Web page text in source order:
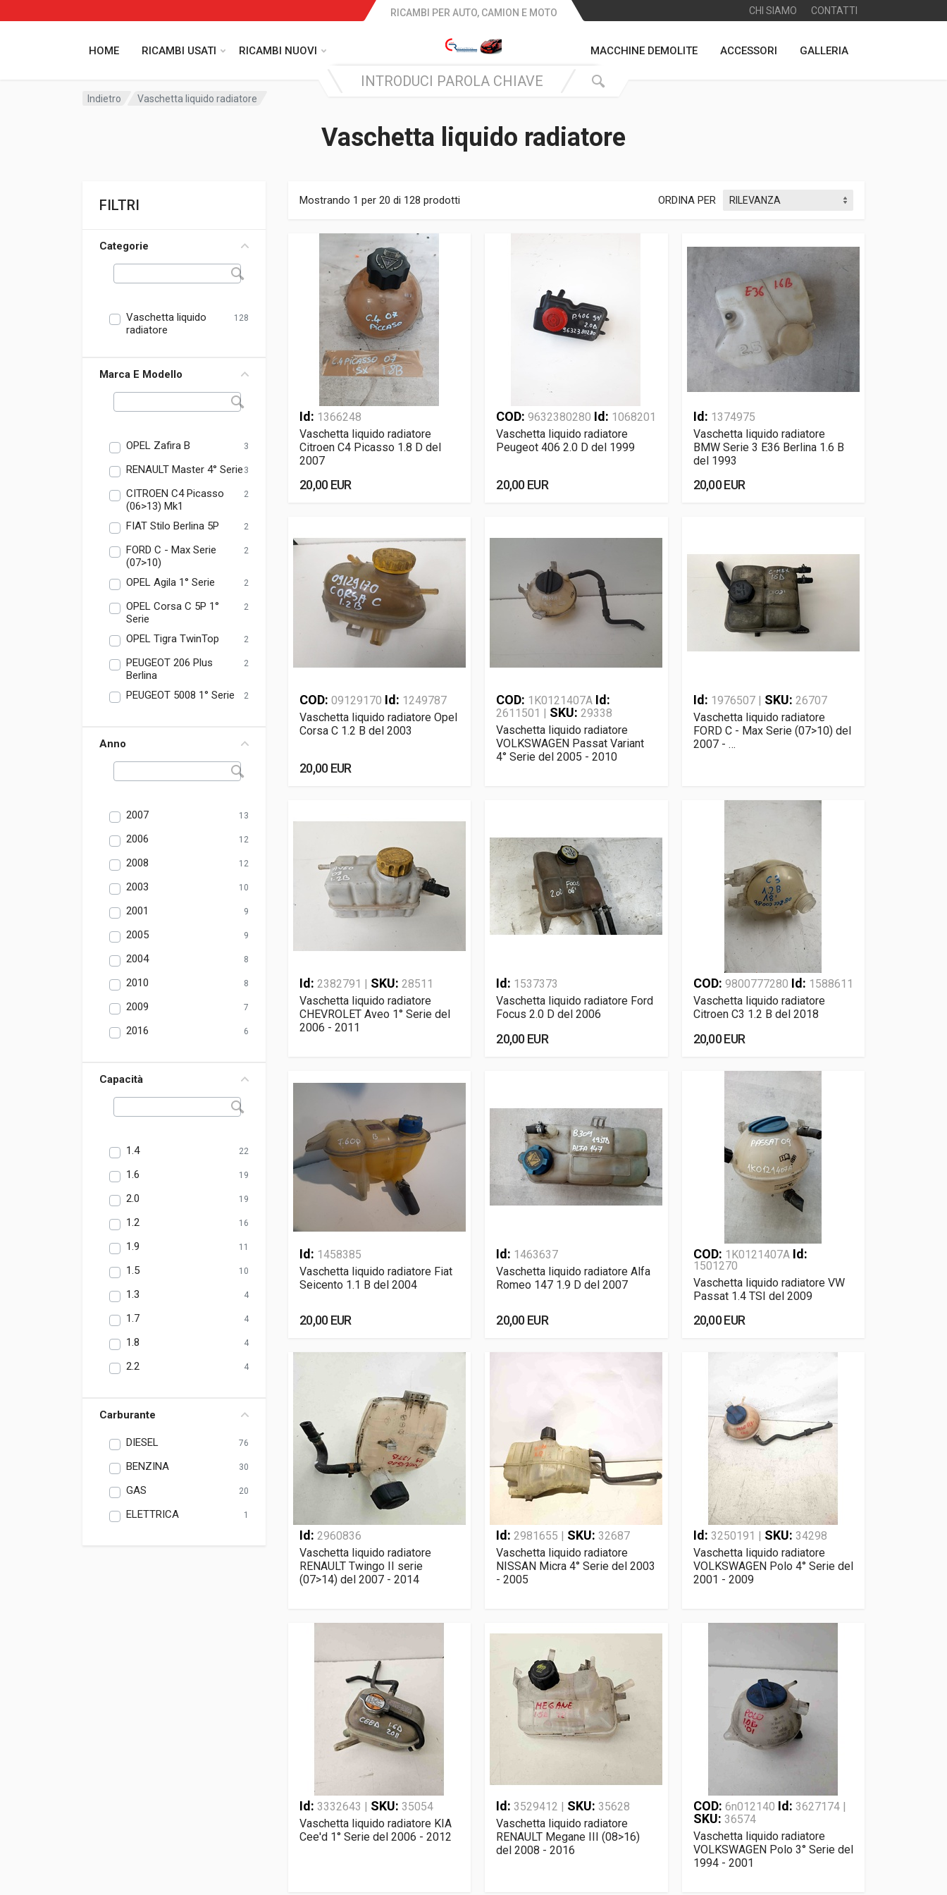
CHI SIAMO CONTATTI
HOME RICAMBI USATI RICAMBI NUOVI
RICAMBI PER AUTO, CAMION E MOTO
MACCHINE DEMOLITE ACCESSORI GALLERIA
Indietro Vaschetta liquido radiatore
Vaschetta liquido radiatore
FILTRI
Categorie
Vaschetta liquido
radiatore
128
Marca E Modello
OPEL Zafira B 3
RENAULT Master 4° Serie 3
CITROEN C4 Picasso
(06>13) Mk1
2
FIAT Stilo Berlina 5P 2
FORD C - Max Serie
(07>10)
2
OPEL Agila 1° Serie 2
OPEL Corsa C 5P 1°
Serie
2
OPEL Tigra TwinTop 2
PEUGEOT 206 Plus
Berlina
2
PEUGEOT 5008 1° Serie 2
Anno
2007 13
2006 12
2008 12
2003 10
2001 9
2005 9
2004 8
2010 8
2009 7
2016 6
Capacità
1.4 22
1.6 19
2.0 19
1.2 16
1.9 11
1.5 10
1.3 4
1.7 4
1.8 4
2.2 4
Carburante
DIESEL 76
BENZINA 30
GAS 20
ELETTRICA 1
Mostrando 1 per 20 di 128 prodotti ORDINA PER
Id: 1366248
Vaschetta liquido radiatore
Citroen C4 Picasso 1.8 D del
2007
20,00 EUR
COD:9632380280 Id: 1068201
Vaschetta liquido radiatore
Peugeot 406 2.0 D del 1999
20,00 EUR
Id: 1374975
Vaschetta liquido radiatore
BMW Serie 3 E36 Berlina 1.6 B
del 1993
20,00 EUR
COD: 09129170 Id: 1249787
Vaschetta liquido radiatore Opel
Corsa C 1.2 B del 2003
20,00 EUR
COD: 1K0121407A Id:
2611501 | SKU: 29338
Vaschetta liquido radiatore
VOLKSWAGEN Passat Variant
4° Serie del 2005 - 2010
Id: 1976507 | SKU: 26707
Vaschetta liquido radiatore
FORD C - Max Serie (07>10) del
2007 - …
Id: 2382791 | SKU: 28511
Vaschetta liquido radiatore
CHEVROLET Aveo 1° Serie del
2006 - 2011
Id: 1537373
Vaschetta liquido radiatore Ford
Focus 2.0 D del 2006
20,00 EUR
COD: 9800777280 Id: 1588611
Vaschetta liquido radiatore
Citroen C3 1.2 B del 2018
20,00 EUR
Id: 1458385
Vaschetta liquido radiatore Fiat
Seicento 1.1 B del 2004
20,00 EUR
Id: 1463637
Vaschetta liquido radiatore Alfa
Romeo 147 1.9 D del 2007
20,00 EUR
COD: 1K0121407A Id:
1501270
Vaschetta liquido radiatore VW
Passat 1.4 TSI del 2009
20,00 EUR
Id: 2960836
Vaschetta liquido radiatore
RENAULT Twingo II serie
(07>14) del 2007 - 2014
Id: 2981655 | SKU:32687
Vaschetta liquido radiatore
NISSAN Micra 4° Serie del 2003
- 2005
Id: 3250191 | SKU: 34298
Vaschetta liquido radiatore
VOLKSWAGEN Polo 4° Serie del
2001 - 2009
Id: 3332643 | SKU: 35054
Vaschetta liquido radiatore KIA
Cee'd 1° Serie del 2006 - 2012
Id:3529412 | SKU:35628
Vaschetta liquido radiatore
RENAULT Megane III (08>16)
del 2008 - 2016
COD: 6n012140 Id: 3627174 |
SKU: 36574
Vaschetta liquido radiatore
VOLKSWAGEN Polo 3° Serie del
1994 - 2001